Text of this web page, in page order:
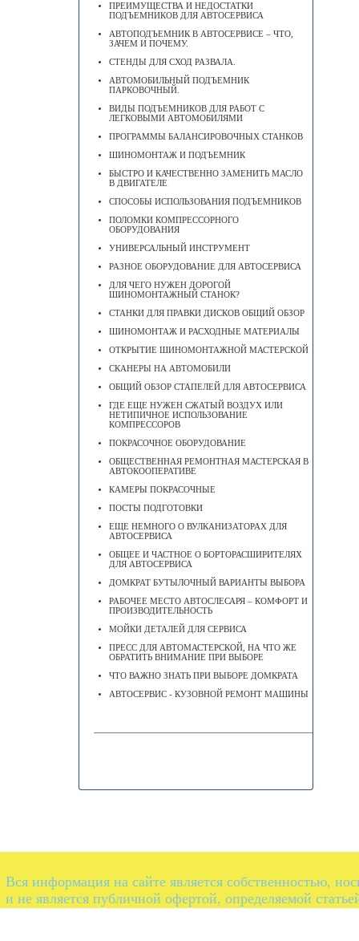
ПРЕИМУЩЕСТВА И НЕДОСТАТКИ
ПОДЪЕМНИКОВ ДЛЯ АВТОСЕРВИСА
АВТОПОДЪЕМНИК В АВТОСЕРВИСЕ – ЧТО,
ЗАЧЕМ И ПОЧЕМУ.
СТЕНДЫ ДЛЯ СХОД РАЗВАЛА.
АВТОМОБИЛЬНЫЙ ПОДЪЕМНИК
ПАРКОВОЧНЫЙ.
ВИДЫ ПОДЪЕМНИКОВ ДЛЯ РАБОТ С
ЛЕГКОВЫМИ АВТОМОБИЛЯМИ
ПРОГРАММЫ БАЛАНСИРОВОЧНЫХ СТАНКОВ
ШИНОМОНТАЖ И ПОДЪЕМНИК
БЫСТРО И КАЧЕСТВЕННО ЗАМЕНИТЬ МАСЛО
В ДВИГАТЕЛЕ
CПОСОБЫ ИСПОЛЬЗОВАНИЯ ПОДЪЕМНИКОВ
ПОЛОМКИ КОМПРЕССОРНОГО
ОБОРУДОВАНИЯ
УНИВЕРСАЛЬНЫЙ ИНСТРУМЕНТ
РАЗНОЕ ОБОРУДОВАНИЕ ДЛЯ АВТОСЕРВИСА
ДЛЯ ЧЕГО НУЖЕН ДОРОГОЙ
ШИНОМОНТАЖНЫЙ СТАНОК?
СТАНКИ ДЛЯ ПРАВКИ ДИСКОВ ОБЩИЙ ОБЗОР
ШИНОМОНТАЖ И РАСХОДНЫЕ МАТЕРИАЛЫ
ОТКРЫТИЕ ШИНОМОНТАЖНОЙ МАСТЕРСКОЙ
СКАНЕРЫ НА АВТОМОБИЛИ
ОБЩИЙ ОБЗОР СТАПЕЛЕЙ ДЛЯ АВТОСЕРВИСА
ГДЕ ЕЩЕ НУЖЕН СЖАТЫЙ ВОЗДУХ ИЛИ
НЕТИПИЧНОЕ ИСПОЛЬЗОВАНИЕ
КОМПРЕССОРОВ
ПОКРАСОЧНОЕ ОБОРУДОВАНИЕ
ОБЩЕСТВЕННАЯ РЕМОНТНАЯ МАСТЕРСКАЯ В
АВТОКООПЕРАТИВЕ
КАМЕРЫ ПОКРАСОЧНЫЕ
ПОСТЫ ПОДГОТОВКИ
ЕЩЕ НЕМНОГО О ВУЛКАНИЗАТОРАХ ДЛЯ
АВТОСЕРВИСА
ОБЩЕЕ И ЧАСТНОЕ О БОРТОРАСШИРИТЕЛЯХ
ДЛЯ АВТОСЕРВИСА
ДОМКРАТ БУТЫЛОЧНЫЙ ВАРИАНТЫ ВЫБОРА
РАБОЧЕЕ МЕСТО АВТОСЛЕСАРЯ – КОМФОРТ И
ПРОИЗВОДИТЕЛЬНОСТЬ
МОЙКИ ДЕТАЛЕЙ ДЛЯ СЕРВИСА
ПРЕСС ДЛЯ АВТОМАСТЕРСКОЙ, НА ЧТО ЖЕ
ОБРАТИТЬ ВНИМАНИЕ ПРИ ВЫБОРЕ
ЧТО ВАЖНО ЗНАТЬ ПРИ ВЫБОРЕ ДОМКРАТА
АВТОСЕРВИС - КУЗОВНОЙ РЕМОНТ МАШИНЫ
Вся информация на сайте является собственностью,
и не является публичной офертой, определяемой